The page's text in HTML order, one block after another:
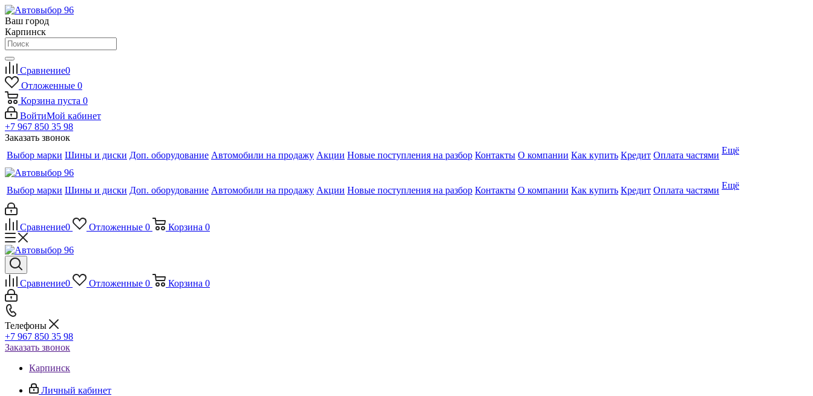
Ваш город
Карпинск
Сравнение0
Отложенные 0
Корзина пуста 0
ВойтиМой кабинет
+7 967 850 35 98
Заказать звонок
Выбор марки Шины и диски Доп. оборудование Автомобили на продажу Акции Новые поступления на разбор Контакты О компании Как купить Кредит Оплата частями Ещё
Выбор марки Шины и диски Доп. оборудование Автомобили на продажу Акции Новые поступления на разбор Контакты О компании Как купить Кредит Оплата частями Ещё
Сравнение0 Отложенные 0 Корзина 0
Сравнение0 Отложенные 0 Корзина 0
Телефоны
+7 967 850 35 98
Заказать звонок
Карпинск
Личный кабинет